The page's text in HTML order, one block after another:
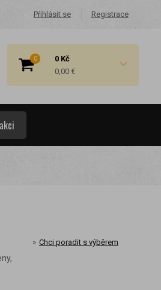
Registrace
Přihlásit se
0
0 Kč
0,00 €
Chci poradit s výběrem